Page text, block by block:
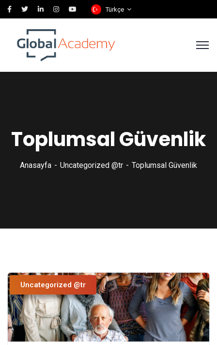
Türkçe
Toplumsal Güvenlik
Anasayfa Uncategorized @tr Toplumsal Güvenlik
Uncategorized @tr